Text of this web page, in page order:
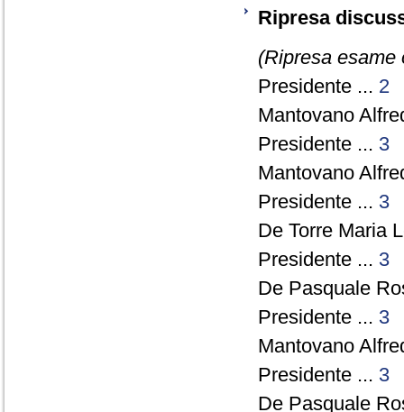
Ripresa
(Ripresa esame
Presidente ... 2
Mantovano
Presidente ... 3
Mantovano
Presidente ... 3
De Torre Maria
Presidente ... 3
De Pasquale
Presidente ... 3
Mantovano
Presidente ... 3
De Pasquale